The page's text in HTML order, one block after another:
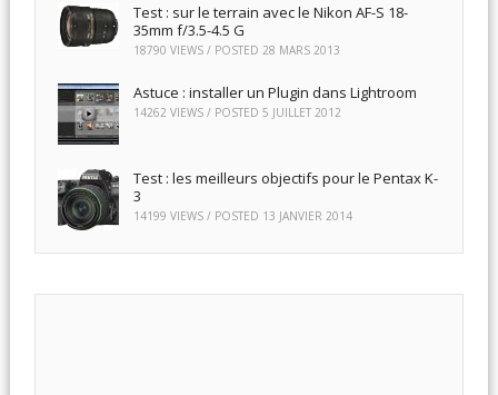
Test : sur le terrain avec le Nikon AF-S 18-
35mm f/3.5-4.5 G
18790 VIEWS / POSTED 28 MARS 2013
Astuce : installer un Plugin dans Lightroom
14262 VIEWS / POSTED 5 JUILLET 2012
Test : les meilleurs objectifs pour le Pentax K-
3
14199 VIEWS / POSTED 13 JANVIER 2014